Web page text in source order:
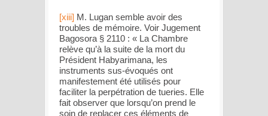
[xiii] M. Lugan semble avoir des
troubles de mémoire. Voir Jugement
Bagosora § 2110 : « La Chambre
relève qu’à la suite de la mort du
Président Habyarimana, les
instruments sus-évoqués ont
manifestement été utilisés pour
faciliter la perpétration de tueries. Elle
fait observer que lorsqu’on prend le
soin de replacer ces éléments de